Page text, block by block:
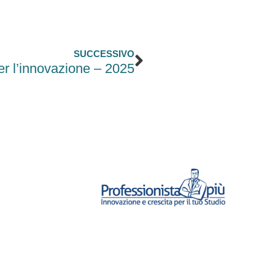
SUCCESSIVO
l’innovazione – 2025
Successivo